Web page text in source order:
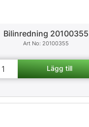
Bilinredning 20100355
20100355